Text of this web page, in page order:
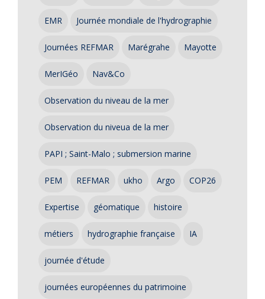
EMR Journée mondiale de l'hydrographie
Journées REFMAR Marégrahe Mayotte
MerIGéo Nav&Co
Observation du niveau de la mer
Observation du niveua de la mer
PAPI ; Saint-Malo ; submersion marine
PEM REFMAR ukho Argo COP26
Expertise géomatique histoire
métiers hydrographie française IA
journée d'étude
journées européennes du patrimoine